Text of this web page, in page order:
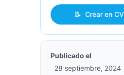
📝 Crear en
Publicado el
28 septiembre, 2024